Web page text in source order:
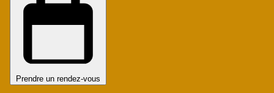
Prendre un rendez-vous